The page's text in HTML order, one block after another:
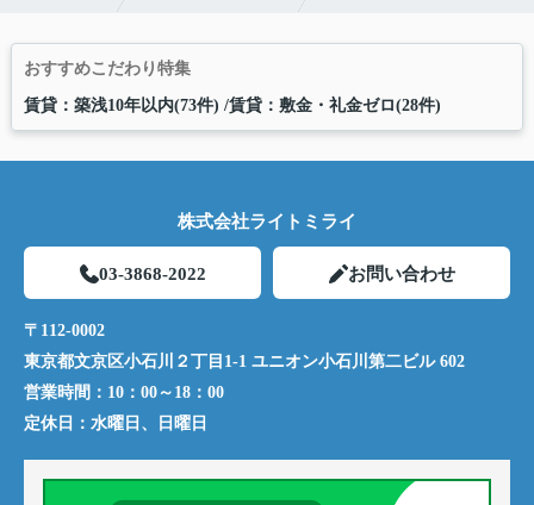
おすすめこだわり特集
賃貸：築浅10年以内(73件) 賃貸：敷金・礼金ゼロ(28件)
株式会社ライトミライ
03-3868-2022 お問い合わせ
〒112-0002
東京都文京区小石川２丁目1-1 ユニオン小石川第二ビル 602
営業時間： 10：00～18：00
定休日： 水曜日、日曜日